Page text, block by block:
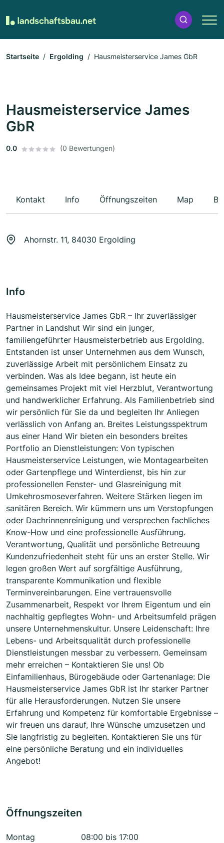
Startseite Ergolding Hausmeisterservice James GbR
Hausmeisterservice James
GbR
0.0 (0 Bewertungen)
Kontakt Info Öffnungszeiten Map
Ahornstr. 11, 84030 Ergolding
Info
Hausmeisterservice James GbR – Ihr zuverlässiger
Partner in Landshut Wir sind ein junger,
familiengeführter Hausmeisterbetrieb aus Ergolding.
Entstanden ist unser Unternehmen aus dem Wunsch,
zuverlässige Arbeit mit persönlichem Einsatz zu
verbinden. Was als Idee begann, ist heute ein
gemeinsames Projekt mit viel Herzblut, Verantwortung
und handwerklicher Erfahrung. Als Familienbetrieb sind
wir persönlich für Sie da und begleiten Ihr Anliegen
verlässlich von Anfang an. Breites Leistungsspektrum
aus einer Hand Wir bieten ein besonders breites
Portfolio an Dienstleistungen: Von typischen
Hausmeisterservice Leistungen, wie Montagearbeiten
oder Gartenpflege und Winterdienst, bis hin zur
professionellen Fenster- und Glasreinigung mit
Umkehrosmoseverfahren. Weitere Stärken liegen im
sanitären Bereich. Wir kümmern uns um Verstopfungen
oder Dachrinnenreinigung und versprechen fachliches
Know-How und eine professionelle Ausführung.
Verantwortung, Qualität und persönliche Betreuung
Kundenzufriedenheit steht für uns an erster Stelle. Wir
legen großen Wert auf sorgfältige Ausführung,
transparente Kommunikation und flexible
Terminvereinbarungen. Eine vertrauensvolle
Zusammenarbeit, Respekt vor Ihrem Eigentum und ein
nachhaltig gepflegtes Wohn- und Arbeitsumfeld prägen
unsere Unternehmenskultur. Unsere Leidenschaft: Ihre
Lebens- und Arbeitsqualität durch professionelle
Dienstleistungen messbar zu verbessern. Gemeinsam
mehr erreichen – Kontaktieren Sie uns! Ob
Einfamilienhaus, Bürogebäude oder Gartenanlage: Die
Hausmeisterservice James GbR ist Ihr starker Partner
für alle Herausforderungen. Nutzen Sie unsere
Erfahrung und Kompetenz für komfortable Ergebnisse –
wir freuen uns darauf, Ihre Wünsche umzusetzen und
Sie langfristig zu begleiten. Kontaktieren Sie uns für
eine persönliche Beratung und ein individuelles
Angebot!
Öffnungszeiten
Montag
08:00 bis 17:00